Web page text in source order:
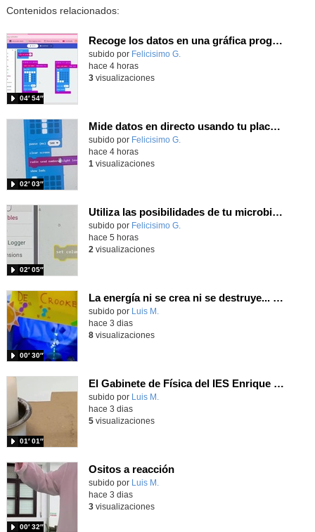
Contenidos relacionados:
Recoge los datos en una gráfica programando tu placa microbit con MakeCode y conoce la Tª y nivel de luz en este eclipse
Contenido educativo.
subido por Felicisimo G.
04′ 54″
hace 4 horas
3visualizaciones
Mide datos en directo usando tu placa microbit y programando con MakeCode dos placas conectadas por radio
Contenido educativo.
subido por Felicisimo G.
02′ 03″
hace 4 horas
1 visualizaciones
Utiliza las posibilidades de tu microbit programando com MakeCode para medir temperatura y nivel de luz con Datalogger
Contenido educativo.
subido por Felicisimo G.
02′ 05″
hace 5 horas
2 visualizaciones
La energía ni se crea ni se destruye... ¡se experimenta! El Tierno en la Feria Madrid es Ciencia 2026
Contenido educativo.
subido por Luis M.
00′ 30″
hace 3 dias
8visualizaciones
El Gabinete de Física del IES Enrique Tierno Galván de Parla (Curso 25-26)
Contenido educativo.
subido por Luis M.
01′ 01″
hace 3 dias
5visualizaciones
Ositos a reacción
Contenido educativo.
subido por Luis M.
00′ 32″
hace 3 dias
3visualizaciones